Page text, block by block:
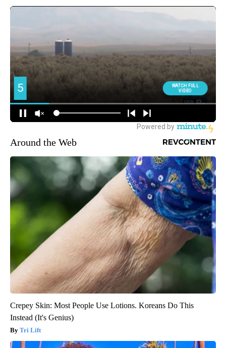
Around the Web
Crepey Skin: Most People Use Lotions. Koreans Do This
Instead (It's Genius)
Tri Lift